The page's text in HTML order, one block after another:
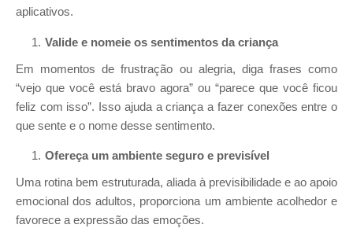
aplicativos.
Valide e nomeie os sentimentos da criança
Em momentos de frustração ou alegria, diga frases como
“vejo que você está bravo agora” ou “parece que você ficou
feliz com isso”. Isso ajuda a criança a fazer conexões entre o
que sente e o nome desse sentimento.
Ofereça um ambiente seguro e previsível
Uma rotina bem estruturada, aliada à previsibilidade e ao apoio
emocional dos adultos, proporciona um ambiente acolhedor e
favorece a expressão das emoções.